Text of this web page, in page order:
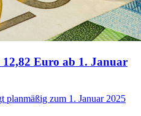
Euro ab 1. Januar
planmäßig zum 1. Januar 2025